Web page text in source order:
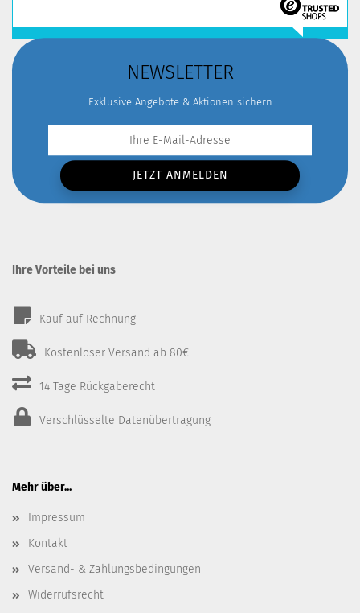
NEWSLETTER
Exklusive Angebote & Aktionen sichern
Ihre Vorteile bei uns
Kauf auf Rechnung
Kostenloser Versand ab 80€
14 Tage Rückgaberecht
Verschlüsselte Datenübertragung
Mehr über...
Impressum
Kontakt
Versand- & Zahlungsbedingungen
Widerrufsrecht